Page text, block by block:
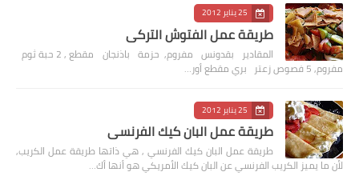
25 يناير 2012
طريقة عمل الفتوش التركي
المقادير بقدونس مفروم, حزمة باذنجان مقطع , 2 حبة ثوم
مفروم, 5 فصوص زعتر بري مقطع أور…
25 يناير 2012
طريقة عمل البان كيك الفرنسي
طريقة عمل البان كيك الفرنسي , هي ذاتها طريقة عمل الكريب,
لأن ما يميز الكريب الفرنسي عن البان كيك الأمريكي هو أنها أك…